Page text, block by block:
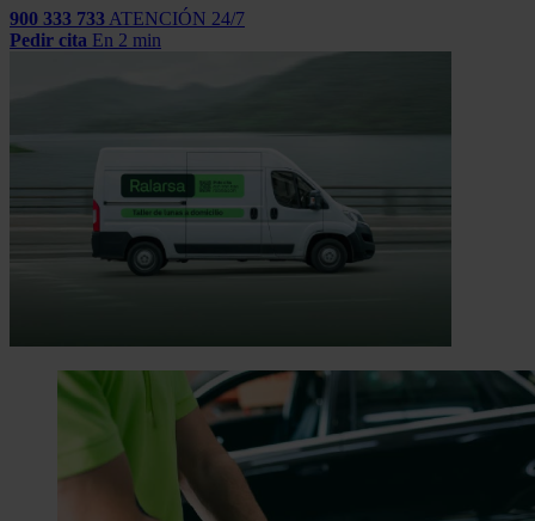
900 333 733 ATENCIÓN 24/7
Pedir cita En 2 min